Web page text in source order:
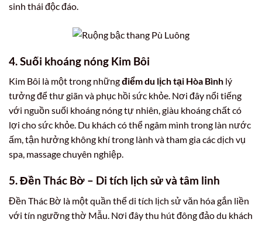
sinh thái độc đáo.
4. Suối khoáng nóng Kim Bôi
Kim Bôi là một trong nhữngđiểm du lịch tại Hòa Bình lý
tưởng để thư giãn và phục hồi sức khỏe. Nơi đây nổi tiếng
với nguồn suối khoáng nóng tự nhiên, giàu khoáng chất có
lợi cho sức khỏe. Du khách có thể ngâm mình trong làn nước
ấm, tận hưởng không khí trong lành và tham gia các dịch vụ
spa, massage chuyên nghiệp.
5. Đền Thác Bờ – Di tích lịch sử và tâm linh
Đền Thác Bờ là một quần thể di tích lịch sử văn hóa gắn liền
với tín ngưỡng thờ Mẫu. Nơi đây thu hút đông đảo du khách